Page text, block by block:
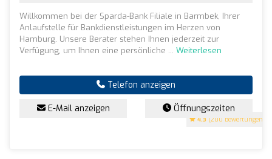
4.3 (200 Bewertungen)
Willkommen bei der Sparda-Bank Filiale in Barmbek, Ihrer
Anlaufstelle für Bankdienstleistungen im Herzen von
Hamburg. Unsere Berater stehen Ihnen jederzeit zur
Verfügung, um Ihnen eine persönliche ... Weiterlesen
Telefon anzeigen
E-Mail anzeigen Öffnungszeiten